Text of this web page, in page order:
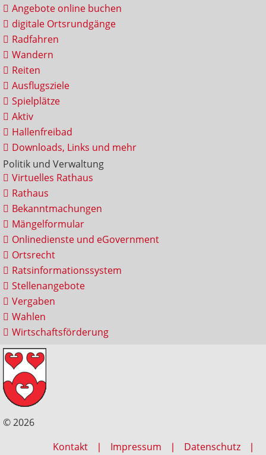
Angebote online buchen
digitale Ortsrundgänge
Radfahren
Wandern
Reiten
Ausflugsziele
Spielplätze
Aktiv
Hallenfreibad
Downloads, Links und mehr
Politik und Verwaltung
Virtuelles Rathaus
Rathaus
Bekanntmachungen
Mängelformular
Onlinedienste und eGovernment
Ortsrecht
Ratsinformationssystem
Stellenangebote
Vergaben
Wahlen
Wirtschaftsförderung
© 2026
Kontakt
Impressum Datenschutz